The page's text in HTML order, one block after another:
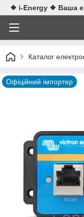
❖ i-Energy ❖ Ваша
Каталог
Офіційний імпортер